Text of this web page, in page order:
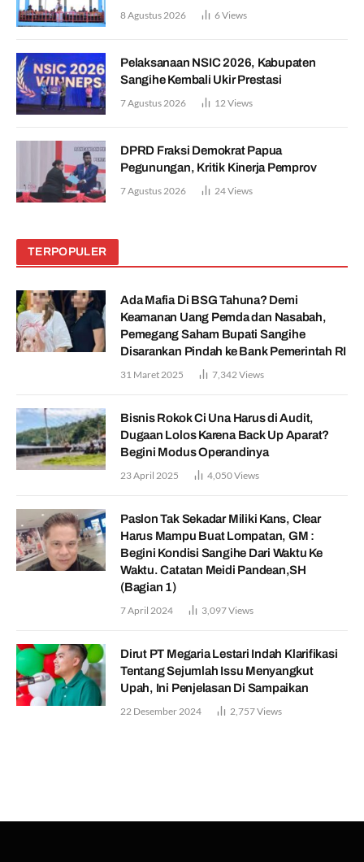
8 Agustus 2026 6Views
Pelaksanaan NSIC 2026, Kabupaten
Sangihe Kembali Ukir Prestasi
7 Agustus 2026 12Views
DPRD Fraksi Demokrat Papua
Pegunungan, Kritik Kinerja Pemprov
7 Agustus 2026 24Views
TERPOPULER
Ada Mafia Di BSG Tahuna? Demi
Keamanan Uang Pemda dan Nasabah,
Pemegang Saham Bupati Sangihe
Disarankan Pindah ke Bank Pemerintah RI
31 Maret 2025 7,342Views
Bisnis Rokok Ci Una Harus di Audit,
Dugaan Lolos Karena Back Up Aparat?
Begini Modus Operandinya
23 April 2025 4,050Views
Paslon Tak Sekadar Miliki Kans, Clear
Harus Mampu Buat Lompatan, GM :
Begini Kondisi Sangihe Dari Waktu Ke
Waktu. Catatan Meidi Pandean,SH
(Bagian 1)
7 April 2024 3,097Views
Dirut PT Megaria Lestari Indah Klarifikasi
Tentang Sejumlah Issu Menyangkut
Upah, Ini Penjelasan Di Sampaikan
22 Desember 2024 2,757Views